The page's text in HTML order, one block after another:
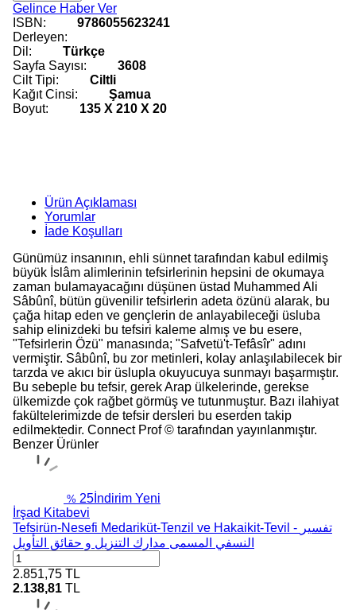
Gelince Haber Ver
ISBN:
9786055623241
Derleyen:
Dil:
Türkçe
Sayfa Sayısı:
3608
Cilt Tipi:
Ciltli
Kağıt Cinsi:
Şamua
Boyut:
135 X 210 X 20
Ürün Açıklaması
Yorumlar
İade Koşulları
Günümüz insanının, ehli sünnet tarafından kabul edilmiş
büyük İslâm alimlerinin tefsirlerinin hepsini de okumaya
zaman bulamayacağını düşünen üstad Muhammed Ali
Sâbûnî, bütün güvenilir tefsirlerin adeta özünü alarak, bu
çağa hitap eden ve gençlerin de anlayabileceği üsluba
sahip elinizdeki bu tefsiri kaleme almış ve bu esere,
"Tefsirlerin Özü" manasında; "Safvetü't-Tefâsîr" adını
vermiştir. Sâbûnî, bu zor metinleri, kolay anlaşılabilecek bir
tarzda ve akıcı bir üslupla okuyucuya sunmayı başarmıştır.
Bu sebeple bu tefsir, gerek Arap ülkelerinde, gerekse
ülkemizde çok rağbet görmüş ve tutunmuştur. Bazı ilahiyat
fakültelerimizde de tefsir dersleri bu eserden takip
edilmektedir. Connect Prof © tarafından yayınlanmıştır.
Benzer Ürünler
% 25 İndirim Yeni
İrşad Kitabevi
Tefsirün-Nesefi Medariküt-Tenzil ve Hakaikit-Tevil - تفسير
النسفي المسمى مدارك التنزيل و حقائق التأويل
2.851,75 TL
2.138,81 TL